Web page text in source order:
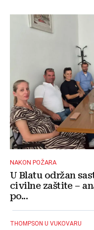
NAKON POŽARA
U Blatu održan
civilne zaštite –
po...
THOMPSON U VUKOVARU